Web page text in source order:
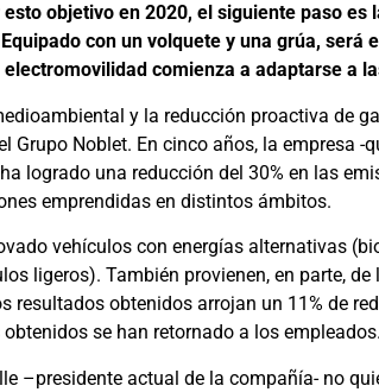
objetivo en 2020, el siguiente paso es
con un volquete y una grúa,
electromovilidad comienza a adaptarse a
y la reducción proactiva de
Grupo Noblet. En cinco años, la empresa
logrado una reducción del 30% en las
emprendidas en distintos ámbitos.
vehículos con energías alternativas
ligeros). También provienen, en parte,
resultados obtenidos arrojan un 11% de
obtenidos se han retornado a los empleados.
–presidente actual de la compañía- no